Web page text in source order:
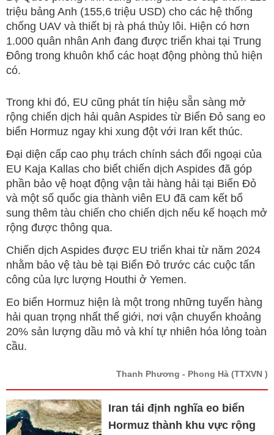
triệu bảng Anh (155,6 triệu USD) cho các hệ thống
chống UAV và thiết bị rà phá thủy lôi. Hiện có hơn
1.000 quân nhân Anh đang được triển khai tại Trung
Đông trong khuôn khổ các hoạt động phòng thủ hiện
có.
Trong khi đó, EU cũng phát tín hiệu sẵn sàng mở
rộng chiến dịch hải quân Aspides từ Biển Đỏ sang eo
biển Hormuz ngay khi xung đột với Iran kết thúc.
Đại diện cấp cao phụ trách chính sách đối ngoại của
EU Kaja Kallas cho biết chiến dịch Aspides đã góp
phần bảo vệ hoạt động vận tải hàng hải tại Biển Đỏ
và một số quốc gia thành viên EU đã cam kết bổ
sung thêm tàu chiến cho chiến dịch nếu kế hoạch mở
rộng được thông qua.
Chiến dịch Aspides được EU triển khai từ năm 2024
nhằm bảo vệ tàu bè tại Biển Đỏ trước các cuộc tấn
công của lực lượng Houthi ở Yemen.
Eo biển Hormuz hiện là một trong những tuyến hàng
hải quan trọng nhất thế giới, nơi vận chuyển khoảng
20% sản lượng dầu mỏ và khí tự nhiên hóa lỏng toàn
cầu.
Thanh Phương - Phong Hà (TTXVN )
Iran tái định nghĩa eo biển
Hormuz thành khu vực rộng